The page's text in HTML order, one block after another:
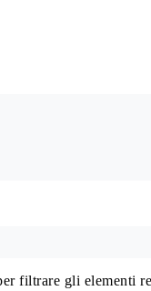
filtrare gli elementi